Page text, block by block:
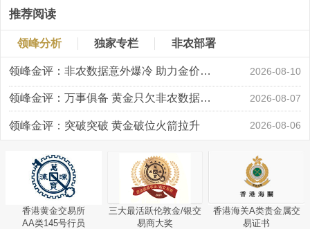
推荐阅读
领峰分析 独家专栏 非农部署
领峰金评：非农数据意外爆冷 助力金价大涨创新高 2026-08-10
领峰金评：万事俱备 黄金只欠非农数据“东风” 2026-08-07
领峰金评：突破突破 黄金破位火箭拉升 2026-08-06
香港黄金交易所
AA类145号行员
三大最活跃伦敦金/银交
易商大奖
香港海关A类贵金属交
易证书